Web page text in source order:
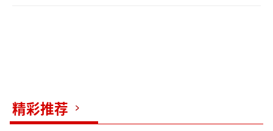
精彩推荐